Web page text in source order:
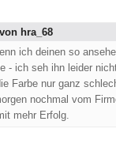
hra_68
ich deinen so
- ich seh ihn leider
Farbe nur ganz
nochmal vom
mehr Erfolg.